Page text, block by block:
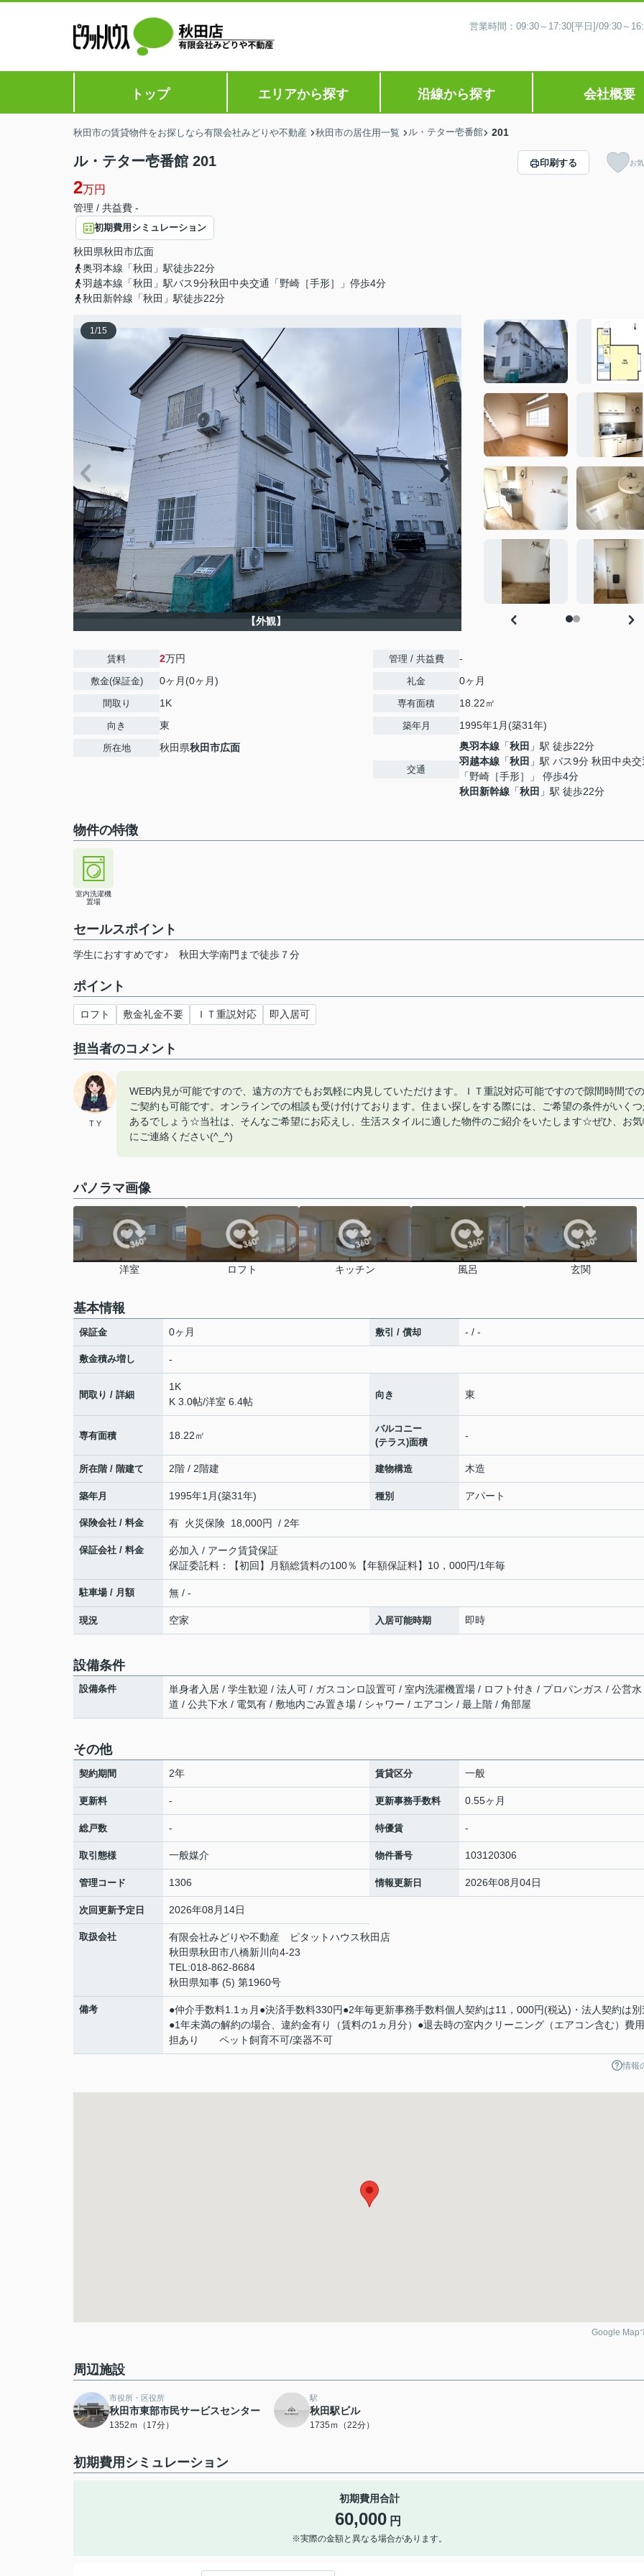
営業時間：09:30～17:30[平日]/09:30～
トップ エリアから探す 沿線から探す 会社概要
秋田市の賃貸物件をお探しなら有限会社みどりや不動産 秋田市の居住用一覧 ル・テター壱番館 201
ル・テター壱番館 201
2万円
管理 / 共益費 -
初期費用シミュレーション
秋田県秋田市広面
奥羽本線「秋田」駅徒歩22分
羽越本線「秋田」駅バス9分秋田中央交通「野崎［手形］」停歩4分
秋田新幹線「秋田」駅徒歩22分
印刷する お
1/15
【外観】
賃料 2万円
敷金(保証金) 0ヶ月(0ヶ月)
間取り 1K
向き 東
所在地 秋田県秋田市広面
管理 / 共益費 -
礼金 0ヶ月
専有面積 18.22㎡
築年月 1995年1月(築31年)
交通
奥羽本線 「秋田 」駅 徒歩22分
羽越本線 「秋田 」駅 バス9分 秋田中央交
「野崎［手形］」 停歩4分
秋田新幹線 「秋田 」駅 徒歩22分
物件の特徴
室内洗濯機
置場
セールスポイント
学生におすすめです♪ 秋田大学南門まで徒歩７分
ポイント
ロフト 敷金礼金不要 ＩＴ重説対応 即入居可
担当者のコメント
T Y
WEB内見が可能ですので、遠方の方でもお気軽に内見していただけます。ＩＴ重説対応可能ですので隙間時間での
ご契約も可能です。オンラインでの相談も受け付けております。住まい探しをする際には、ご希望の条件がいく
あるでしょう☆当社は、そんなご希望にお応えし、生活スタイルに適した物件のご紹介をいたします☆ぜひ、お
にご連絡ください(^_^)
パノラマ画像
洋室 ロフト キッチン 風呂 玄関
基本情報
保証金 0ヶ月 敷引 / 償却 - / -
敷金積み増し -
間取り / 詳細
1K
K 3.0帖/洋室 6.4帖
向き 東
専有面積 18.22㎡
バルコニー
(テラス)面積
-
所在階 / 階建て 2階 / 2階建 建物構造 木造
築年月 1995年1月(築31年) 種別 アパート
保険会社 / 料金 有 火災保険 18,000円 / 2年
保証会社 / 料金
必加入 / アーク賃貸保証
保証委託料：【初回】月額総賃料の100％【年額保証料】10，000円/1年毎
駐車場 / 月額 無 / -
現況 空家 入居可能時期 即時
設備条件
設備条件
単身者入居 / 学生歓迎 / 法人可 / ガスコンロ設置可 / 室内洗濯機置場 / ロフト付き / プロパンガス / 公営水
道 / 公共下水 / 電気有 / 敷地内ごみ置き場 / シャワー / エアコン / 最上階 / 角部屋
その他
契約期間 2年 賃貸区分 一般
更新料 - 更新事務手数料 0.55ヶ月
総戸数 - 特優賃 -
取引態様 一般媒介 物件番号 103120306
管理コード 1306 情報更新日 2026年08月04日
次回更新予定日 2026年08月14日
取扱会社
有限会社みどりや不動産 ピタットハウス秋田店
秋田県秋田市八橋新川向4-23
TEL:018-862-8684
秋田県知事 (5) 第1960号
備考
●仲介手数料1.1ヵ月●決済手数料330円●2年毎更新事務手数料個人契約は11，000円(税込)・法人契約は別
●1年未満の解約の場合、違約金有り（賃料の1ヵ月分）●退去時の室内クリーニング（エアコン含む）費
担あり ペット飼育不可/楽器不可
情報
Google Map
周辺施設
市役所・区役所
秋田市東部市民サービスセンター
1352ｍ（17分）
駅
秋田駅ビル
1735ｍ（22分）
初期費用シミュレーション
初期費用合計
60,000 円
※実際の金額と異なる場合があります。